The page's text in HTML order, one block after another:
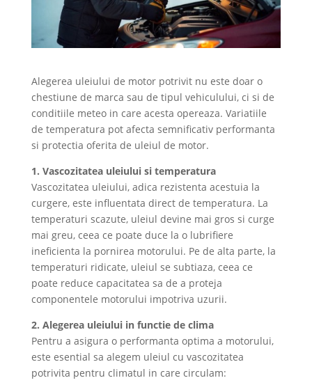
Alegerea uleiului de motor potrivit nu este doar o
chestiune de marca sau de tipul vehiculului, ci si de
conditiile meteo in care acesta opereaza. Variatiile
de temperatura pot afecta semnificativ performanta
si protectia oferita de uleiul de motor.
1. Vascozitatea uleiului si temperatura
Vascozitatea uleiului, adica rezistenta acestuia la
curgere, este influentata direct de temperatura. La
temperaturi scazute, uleiul devine mai gros si curge
mai greu, ceea ce poate duce la o lubrifiere
ineficienta la pornirea motorului. Pe de alta parte, la
temperaturi ridicate, uleiul se subtiaza, ceea ce
poate reduce capacitatea sa de a proteja
componentele motorului impotriva uzurii.
2. Alegerea uleiului in functie de clima
Pentru a asigura o performanta optima a motorului,
este esential sa alegem uleiul cu vascozitatea
potrivita pentru climatul in care circulam: